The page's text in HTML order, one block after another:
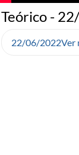
Teórico -
22/06/2022Ver